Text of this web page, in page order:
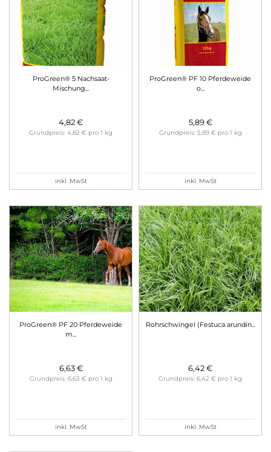
ProGreen® 5 Nachsaat-
Mischung...
4,82 €
Grundpreis: 4,82 € pro 1 kg
inkl. MwSt
ProGreen® PF 10 Pferdeweide
o...
5,89 €
Grundpreis: 5,89 € pro 1 kg
inkl. MwSt
ProGreen® PF 20 Pferdeweide
m...
6,63 €
Grundpreis: 6,63 € pro 1 kg
inkl. MwSt
Rohrschwingel (Festuca arundin...
6,42 €
Grundpreis: 6,42 € pro 1 kg
inkl. MwSt